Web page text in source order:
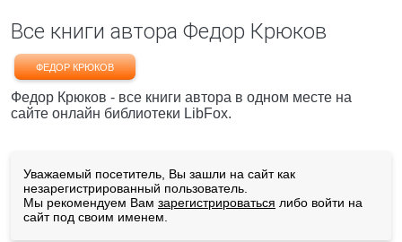
Все книги автора Федор Крюков
ФЕДОР КРЮКОВ
Федор Крюков - все книги автора в одном месте на
сайте онлайн библиотеки LibFox.
Уважаемый посетитель, Вы зашли на сайт как
незарегистрированный пользователь.
Мы рекомендуем Вам зарегистрироваться либо войти на
сайт под своим именем.